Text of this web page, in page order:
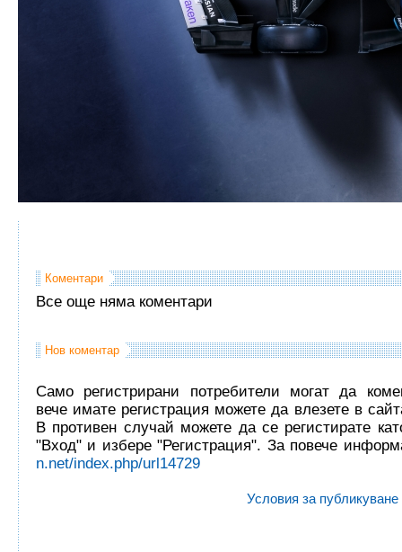
Коментари
Все още няма коментари
Нов коментар
Само регистрирани потребители могат да
вече имате регистрация можете да влезете в
В противен случай можете да се регистирате
"Вход" и избере "Регистрация". За повече
n.net/index.php/url14729
Условия за